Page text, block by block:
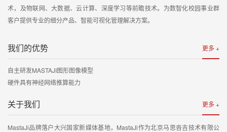
术，及物联网、大数据、云计算、深度学习等前瞻技术。为数智化校园事业群
客户提供专业的细分产品、智能可视化管理解决方案。
更多 +
我们的优势
自主研发MASTAJI图形图像模型
硬件具有神经网络推算能力
更多 +
关于我们
MastaJi品牌落户大兴国家新媒体基地，MastaJi作为北京马思沓吉技术有限公